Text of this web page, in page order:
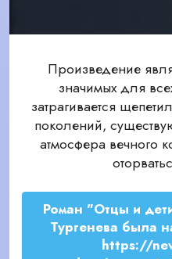
Произведение
значимых для
затрагивается
поколений,
атмосфера вечного
Роман "Отцы и
Тургенева была
https://